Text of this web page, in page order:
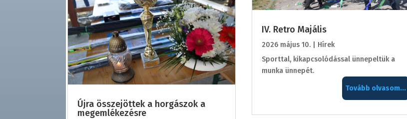
Újra összejöttek a horgászok a
megemlékezésre
IV. Retro Majális
2026 május 10.| Hírek
Sporttal, kikapcsolódással ünnepeltük a
munka ünnepét.
Tovább olvasom...